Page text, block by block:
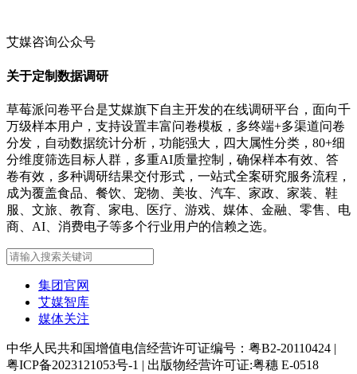
艾媒咨询公众号
关于定制数据调研
草莓派问卷平台是艾媒旗下自主开发的在线调研平台，面向千
万级样本用户，支持设置丰富问卷模板，多终端+多渠道问卷
分发，自动数据统计分析，功能强大，四大属性分类，80+细
分维度筛选目标人群，多重AI质量控制，确保样本有效、答
卷有效，多种调研结果交付形式，一站式全案研究服务流程，
成为覆盖食品、餐饮、宠物、美妆、汽车、家政、家装、鞋
服、文旅、教育、家电、医疗、游戏、媒体、金融、零售、电
商、AI、消费电子等多个行业用户的信赖之选。
集团官网
艾媒智库
媒体关注
中华人民共和国增值电信经营许可证编号：粤B2-20110424 |
粤ICP备2023121053号-1 | 出版物经营许可证:粤穗 E-0518